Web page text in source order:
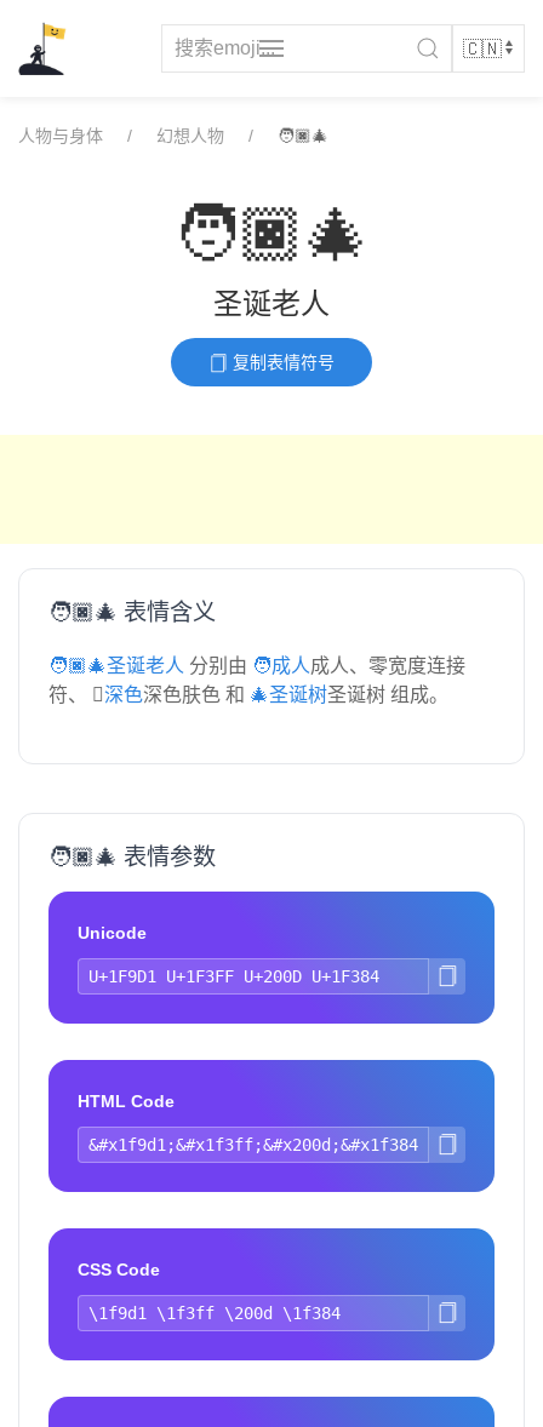
content
人物与身体 幻想人物 🧑🏿‍🎄
🧑🏿‍🎄
圣诞老人
复制表情符号
🧑🏿‍🎄 表情含义
🧑🏿‍🎄圣诞老人 分别由 🧑成人成人、零宽度连接
符、🏿深色深色肤色 和 🎄圣诞树圣诞树 组成。
🧑🏿‍🎄 表情参数
Unicode
HTML Code
CSS Code